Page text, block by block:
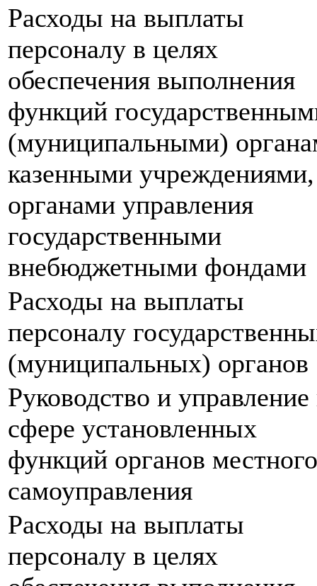
Расходы на выплаты
персоналу в целях
обеспечения выполнения
функций
(муниципальными)
казенными учреждениями,
органами управления
государственными
внебюджетными фондами
Расходы на выплаты
персоналу
(муниципальных) органов
Руководство и управление
сфере установленных
функций органов местного
самоуправления
Расходы на выплаты
персоналу в целях